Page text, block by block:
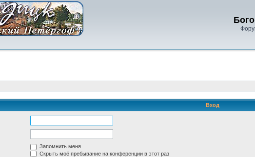
Вход
Запомнить меня
Скрыть моё пребывание на конференции в этот раз